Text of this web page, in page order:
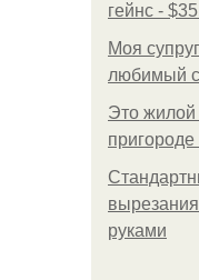
гейнс -
Моя
любимый
Это жилой
пригороде
руками